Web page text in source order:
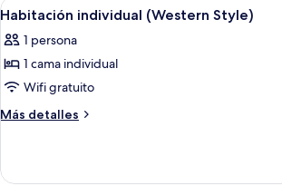
(Western
Style)
camas
(Western
Style)
Abrir
todas
las
fotos
de
Habitación
Style)
1
Habitación individual (Western Style)
1 persona
1 cama individual
Wifi gratuito
Más detalles
Más
individual